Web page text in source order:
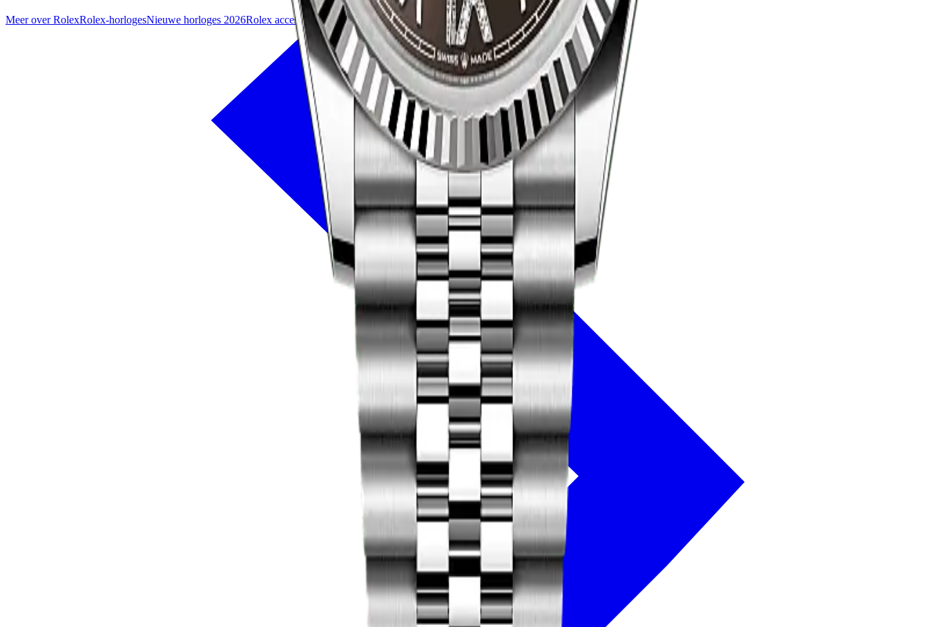
Meer over RolexRolex-horlogesNieuwe horloges 2026Rolex accessoiresHorlogevakmanschapOnderhoudOyster Story Contact